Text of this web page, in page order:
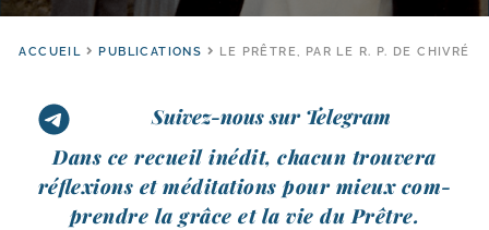
ACCUEIL PUBLICATIONS LE PRÊTRE, PAR LE R. P. DE CHIVRÉ
Suivez-nous sur Telegram
Dans ce recueil inédit, cha­cun trou­ve­ra
réflexions et médi­ta­tions pour mieux com­
prendre la grâce et la vie du Prêtre.